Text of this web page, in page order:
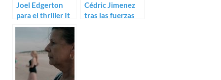
Joel Edgerton
para el thriller It
Comes at Night
Cédric Jimenez
tras las fuerzas